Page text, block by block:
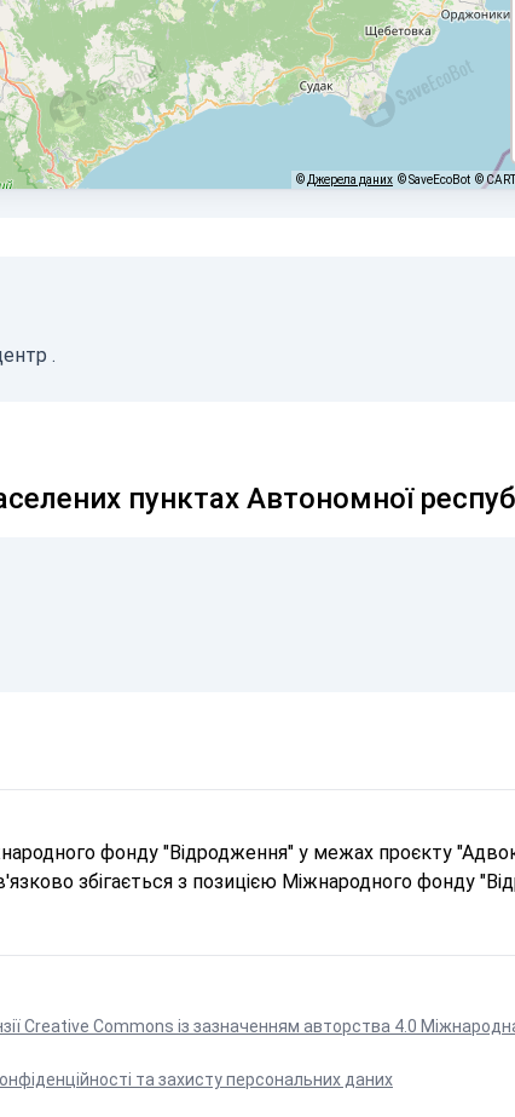
© Джерела даних © SaveEcoBot ©
.
пунктах Автономної
фонду "Відродження" у межах проєкту
збігається з позицією Міжнародного фонду
Creative Commons із зазначенням авторства 4.0
та захисту персональних даних